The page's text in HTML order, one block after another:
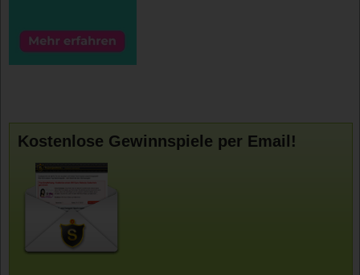
Kostenlose Gewinnspiele per Email!